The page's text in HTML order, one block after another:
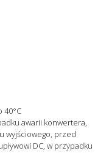
40°C
awarii konwertera,
wyjściowego, przed
DC, w przypadku